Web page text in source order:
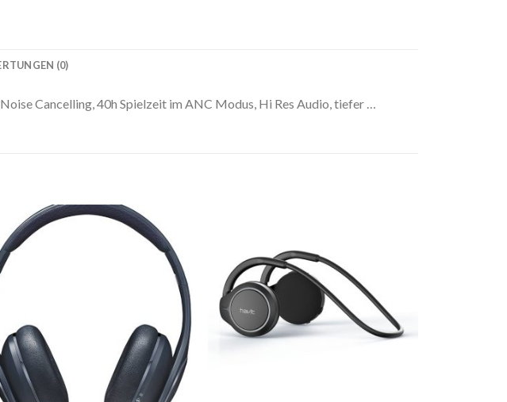
(0)
Cancelling, 40h Spielzeit im ANC Modus, Hi Res Audio, tiefer …